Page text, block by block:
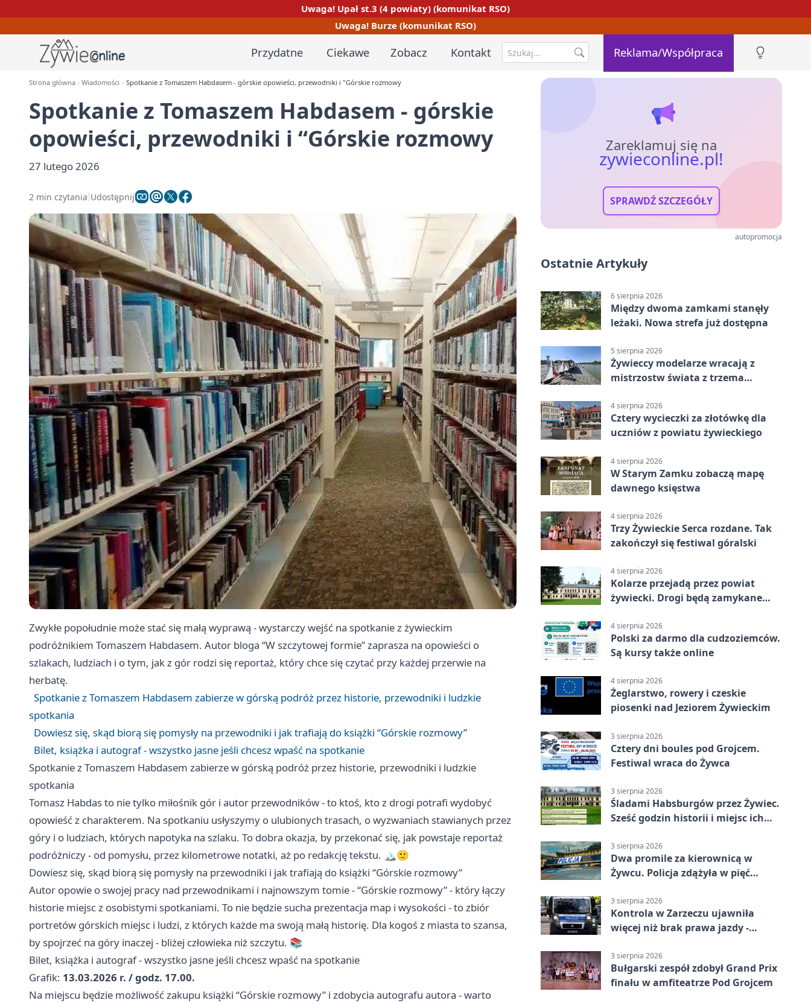
Uwaga! Upał st.3 (4 powiaty) (komunikat RSO)
Uwaga! Burze (komunikat RSO)
Przydatne Ciekawe Zobacz Kontakt Reklama/Współpraca
Strona główna Wiadomości Spotkanie z Tomaszem Habdasem - górskie opowieści, przewodniki i "Górskie rozmowy
Spotkanie z Tomaszem Habdasem - górskie
opowieści, przewodniki i “Górskie rozmowy
27 lutego 2026
2 min czytania Udostępnij
Zwykłe popołudnie może stać się małą wyprawą - wystarczy wejść na spotkanie z żywieckim
podróżnikiem Tomaszem Habdasem. Autor bloga “W szczytowej formie” zaprasza na opowieści o
szlakach, ludziach i o tym, jak z gór rodzi się reportaż, który chce się czytać przy każdej przerwie na
herbatę.
Spotkanie z Tomaszem Habdasem zabierze w górską podróż przez historie, przewodniki i ludzkie
spotkania
Dowiesz się, skąd biorą się pomysły na przewodniki i jak trafiają do książki “Górskie rozmowy”
Bilet, książka i autograf - wszystko jasne jeśli chcesz wpaść na spotkanie
Spotkanie z Tomaszem Habdasem zabierze w górską podróż przez historie, przewodniki i ludzkie
spotkania
Tomasz Habdas to nie tylko miłośnik gór i autor przewodników - to ktoś, kto z drogi potrafi wydobyć
opowieść z charakterem. Na spotkaniu usłyszymy o ulubionych trasach, o wyzwaniach stawianych przez
góry i o ludziach, których napotyka na szlaku. To dobra okazja, by przekonać się, jak powstaje reportaż
podróżniczy - od pomysłu, przez kilometrowe notatki, aż po redakcję tekstu. 🏔️🙂
Dowiesz się, skąd biorą się pomysły na przewodniki i jak trafiają do książki “Górskie rozmowy”
Autor opowie o swojej pracy nad przewodnikami i najnowszym tomie - “Górskie rozmowy” - który łączy
historie miejsc z osobistymi spotkaniami. To nie będzie sucha prezentacja map i wysokości - to zbiór
portretów górskich miejsc i ludzi, z których każde ma swoją małą historię. Dla kogoś z miasta to szansa,
by spojrzeć na góry inaczej - bliżej człowieka niż szczytu. 📚
Bilet, książka i autograf - wszystko jasne jeśli chcesz wpaść na spotkanie
Grafik: 13.03.2026 r. / godz. 17.00.
Na miejscu będzie możliwość zakupu książki “Górskie rozmowy” i zdobycia autografu autora - warto
Zareklamuj się na
zywieconline.pl!
SPRAWDŹ SZCZEGÓŁY
autopromocja
Ostatnie Artykuły
6 sierpnia 2026
Między dwoma zamkami stanęły
leżaki. Nowa strefa już dostępna
5 sierpnia 2026
Żywieccy modelarze wracają z
mistrzostw świata z trzema
4 sierpnia 2026
Cztery wycieczki za złotówkę dla
uczniów z powiatu żywieckiego
4 sierpnia 2026
W Starym Zamku zobaczą mapę
dawnego księstwa
4 sierpnia 2026
Trzy Żywieckie Serca rozdane. Tak
zakończył się festiwal góralski
4 sierpnia 2026
Kolarze przejadą przez powiat
żywiecki. Drogi będą zamykane
4 sierpnia 2026
Polski za darmo dla cudzoziemców.
Są kursy także online
4 sierpnia 2026
Żeglarstwo, rowery i czeskie
piosenki nad Jeziorem Żywieckim
3 sierpnia 2026
Cztery dni boules pod Grojcem.
Festiwal wraca do Żywca
3 sierpnia 2026
Śladami Habsburgów przez Żywiec.
Sześć godzin historii i miejsc ich
3 sierpnia 2026
Dwa promile za kierownicą w
Żywcu. Policja zdążyła w pięć
3 sierpnia 2026
Kontrola w Zarzeczu ujawniła
więcej niż brak prawa jazdy -
3 sierpnia 2026
Bułgarski zespół zdobył Grand Prix
finału w amfiteatrze Pod Grojcem